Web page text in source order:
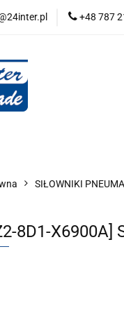
+48 787
SIŁOWNIKI
8D1-X6900A]